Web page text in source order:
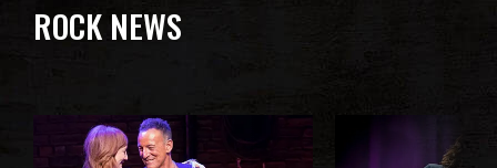
ROCK NEWS